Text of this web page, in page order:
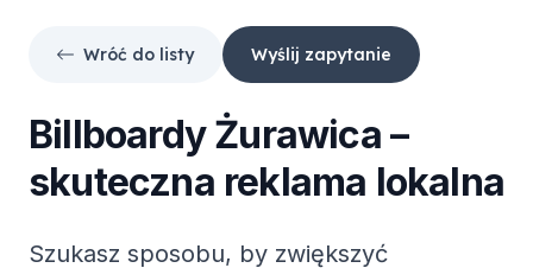
Wróć do listy Wyślij zapytanie
BillboardyŻurawica –
skuteczna reklama lokalna
Szukasz sposobu, by zwiększyć